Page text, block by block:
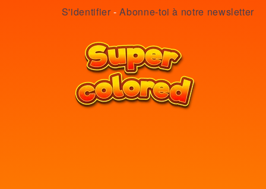
S'identifier -Abonne-toi à notre newsletter